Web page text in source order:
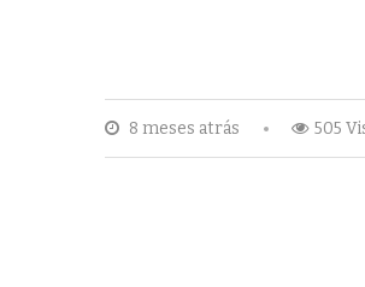
8 meses atrás 505